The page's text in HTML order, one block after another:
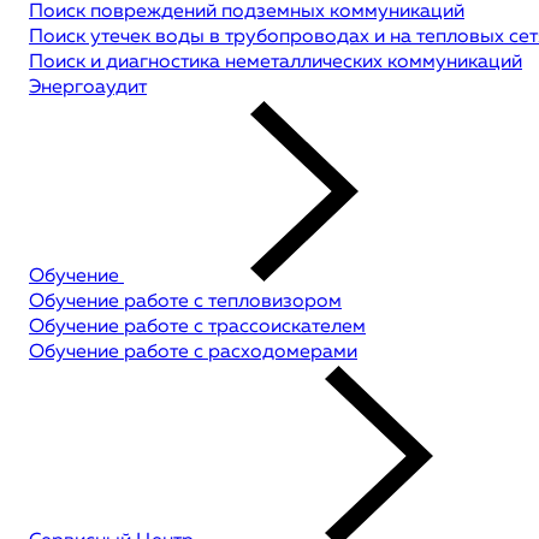
Поиск повреждений подземных коммуникаций
Поиск утечек воды в трубопроводах и на тепловых
Поиск и диагностика неметаллических коммуникаций
Энергоаудит
Обучение
Обучение работе с тепловизором
Обучение работе с трассоискателем
Обучение работе с расходомерами